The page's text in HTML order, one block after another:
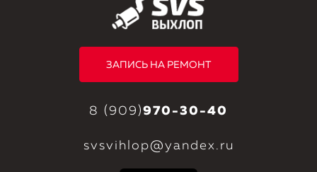
ЗАПИСЬ НА РЕМОНТ
8 (909)970-30-40
svsvihlop@yandex.ru